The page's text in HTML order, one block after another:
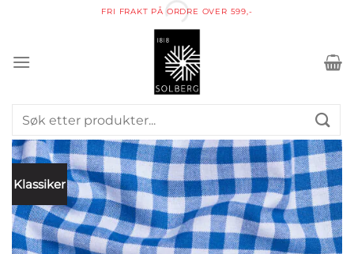
FRI FRAKT PÅ ORDRE OVER 599,-
Søk
etter:
Klassiker